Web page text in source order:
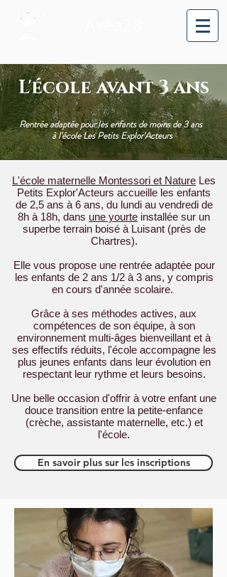
L'école avant 3 ans
Rentrée adaptée pour les enfants de moins de 3 ans
à l'école Les Petits Explor'Acteurs
L'école maternelle Montessori et Nature Les
Petits Explor'Acteurs accueille les enfants
de 2,5 ans à 6 ans, du lundi au vendredi de
8h à 18h, dans une yourte installée sur un
superbe terrain boisé à Luisant (près de
Chartres).
Elle vous propose une rentrée adaptée pour
les enfants de 2 ans 1/2 à 3 ans, y compris
en cours d'année scolaire.
Grâce à ses méthodes actives, aux
compétences de son équipe, à son
environnement multi-âges bienveillant et à
ses effectifs réduits, l'école accompagne les
plus jeunes enfants dans leur évolution en
respectant leur rythme et leurs besoins.
Une belle occasion d'offrir à votre enfant une
douce transition entre la petite-enfance
(crèche, assistante maternelle, etc.) et
l'école.
En savoir plus sur les inscriptions